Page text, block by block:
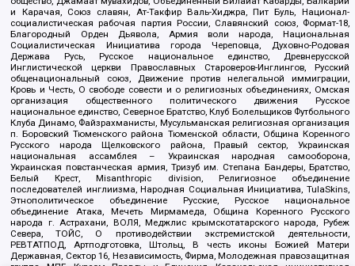
и Карачая, Союз славян, Ат-Такфир Валь-Хиджра, Пит Буль, Национал-
социалистическая рабочая партия России, Славянский союз, Формат-18,
Благородный Орден Дьявола, Армия воли народа, Национальная
Социалистическая Инициатива города Череповца, Духовно-Родовая
Держава Русь, Русское национальное единство, Древнерусской
Инглистической церкви Православных Староверов-Инглингов, Русский
общенациональный союз, Движение против нелегальной иммиграции,
Кровь и Честь, О свободе совести и о религиозных объединениях, Омская
организация общественного политического движения Русское
национальное единство, Северное Братство, Клуб Болельщиков Футбольного
Клуба Динамо, Файзрахманисты, Мусульманская религиозная организация
п. Боровский Тюменского района Тюменской области, Община Коренного
Русского народа Щелковского района, Правый сектор, Украинская
национальная ассамблея – Украинская народная самооборона,
Украинская повстанческая армия, Тризуб им. Степана Бандеры, Братство,
Белый Крест, Misanthropic division, Религиозное объединение
последователей инглиизма, Народная Социальная Инициатива, TulaSkins,
Этнополитическое объединение Русские, Русское национальное
объединение Атака, Мечеть Мирмамеда, Община Коренного Русского
народа г. Астрахани, ВОЛЯ, Меджлис крымскотатарского народа, Рубеж
Севера, ТОЙС, О противодействии экстремистской деятельности,
РЕВТАТПОД, Артподготовка, Штольц, В честь иконы Божией Матери
Державная, Сектор 16, Независимость, Фирма, Молодежная правозащитная